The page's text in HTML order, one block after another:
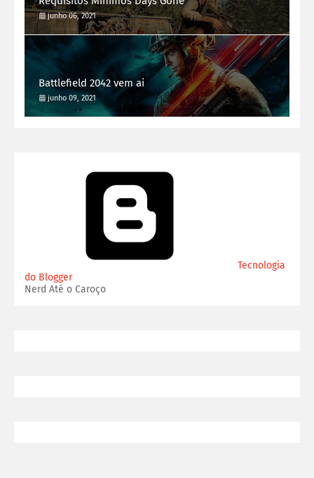
junho 06, 2021
Battlefield 2042 vem ai
junho 09, 2021
Tecnologia
do Blogger
Nerd Até o Caroço